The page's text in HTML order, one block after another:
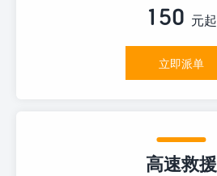
150 元起
立即派单
高速救援